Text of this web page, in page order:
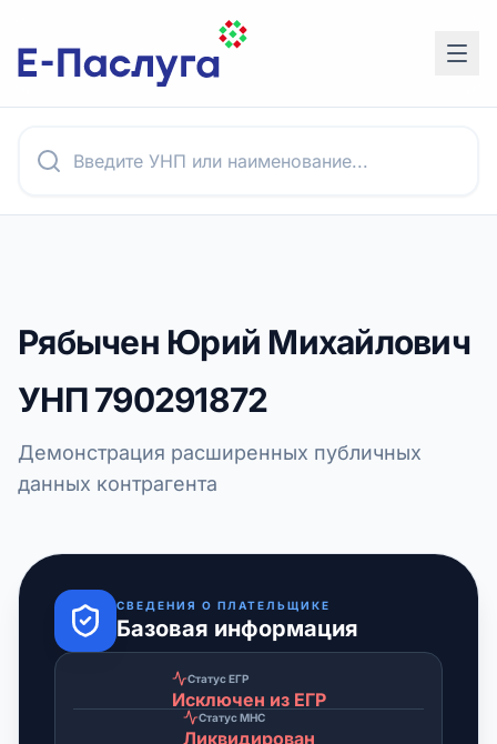
Рябычен Юрий Михайлович
УНП790291872
Демонстрация расширенных публичных
данных контрагента
СВЕДЕНИЯ О ПЛАТЕЛЬЩИКЕ
Базовая информация
Статус ЕГР
Исключен из ЕГР
Статус МНС
Ликвидирован